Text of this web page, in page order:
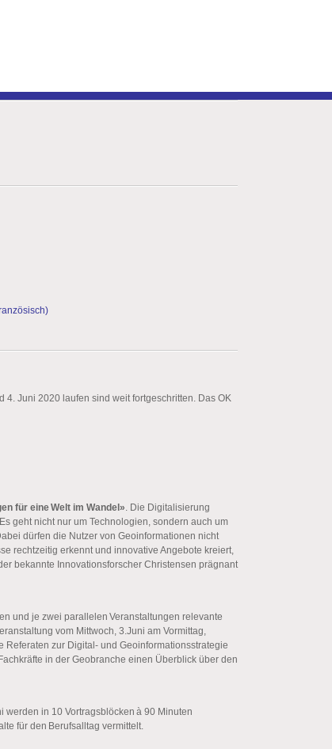
4. Juni 2020 laufen sind weit fortgeschritten. Das OK
für eine Welt im Wandel». Die Digitalisierung
geht nicht nur um Technologien, sondern auch um
dürfen die Nutzer von Geoinformationen nicht
rechtzeitig erkennt und innovative Angebote kreiert,
bekannte Innovationsforscher Christensen prägnant
und je zwei parallelen Veranstaltungen relevante
vom Mittwoch, 3.Juni am Vormittag,
zur Digital- und Geoinformationsstrategie
in der Geobranche einen Überblick über den
werden in 10 Vortragsblöcken à 90 Minuten
für den Berufsalltag vermittelt.